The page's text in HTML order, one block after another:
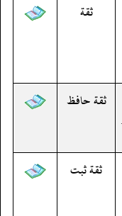
ثقة
ثقة حافظ
ثقة ثبت